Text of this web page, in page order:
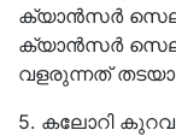
ക്യാൻസർ
ക്യാൻസർ
വളരുന്നത്‌
5. കലോറി